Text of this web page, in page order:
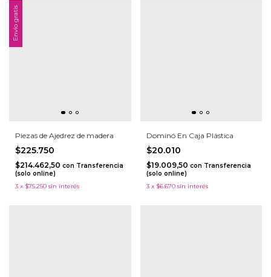
Envío gratis
Piezas de Ajedrez de madera
$225.750
$214.462,50 con Transferencia
(solo online)
3 x $75.250 sin interés
Dominó En Caja Plástica
$20.010
$19.009,50 con Transferencia
(solo online)
3 x $6.670 sin interés